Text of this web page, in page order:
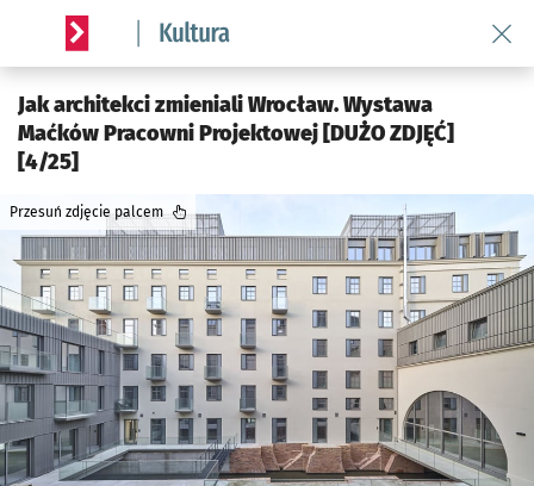
Serwis informacyjny wroclaw.pl podserwis: Kultura
Jak architekci zmieniali Wrocław. Wystawa
Maćków Pracowni Projektowej [DUŻO ZDJĘĆ]
[4/25]
Przesuń zdjęcie palcem